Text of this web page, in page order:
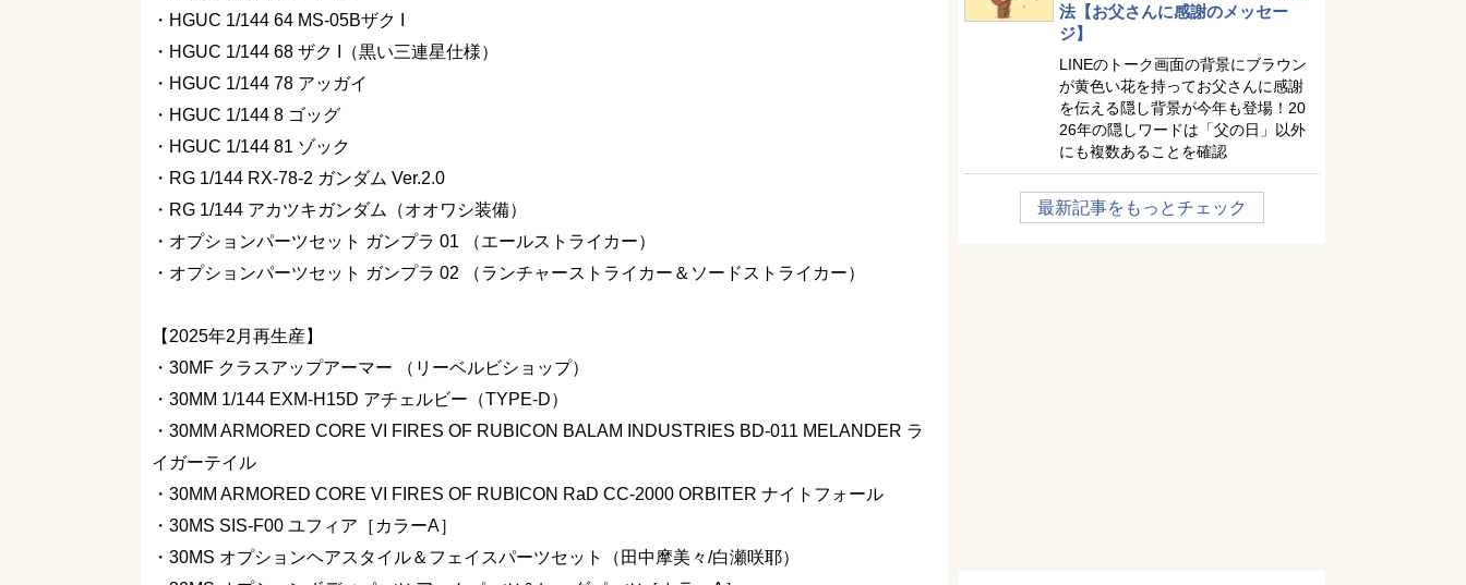
・HGUC 1/144 64 MS-05Bザク I
・HGUC 1/144 68 ザク I（黒い三連星仕様）
・HGUC 1/144 78 アッガイ
・HGUC 1/144 8 ゴッグ
・HGUC 1/144 81 ゾック
・RG 1/144 RX-78-2 ガンダム Ver.2.0
・RG 1/144 アカツキガンダム（オオワシ装備）
・オプションパーツセット ガンプラ 01 （エールストライカー）
・オプションパーツセット ガンプラ 02 （ランチャーストライカー＆ソードストライカー）
【2025年2月再生産】
・30MF クラスアップアーマー （リーベルビショップ）
・30MM 1/144 EXM-H15D アチェルビー（TYPE-D）
・30MM ARMORED CORE VI FIRES OF RUBICON BALAM INDUSTRIES BD-011 MELANDER ラ
イガーテイル
・30MM ARMORED CORE VI FIRES OF RUBICON RaD CC-2000 ORBITER ナイトフォール
・30MS SIS-F00 ユフィア［カラーA］
・30MS オプションヘアスタイル＆フェイスパーツセット（田中摩美々/白瀬咲耶）
法【お父さんに感謝のメッセー
ジ】
LINEのトーク画面の背景にブラウン
が黄色い花を持ってお父さんに感謝
を伝える隠し背景が今年も登場！20
26年の隠しワードは「父の日」以外
にも複数あることを確認
最新記事をもっとチェック